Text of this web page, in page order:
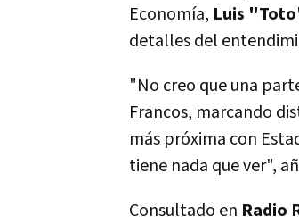
Economía, Luis
detalles del
"No creo que una
Francos, marcando
más próxima con
tiene nada que ver",
Consultado en Radio